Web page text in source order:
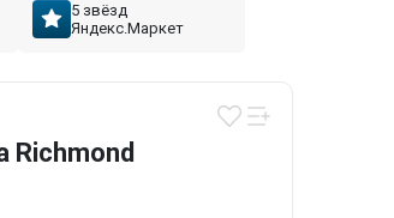
5 звёзд
Яндекс.Маркет
Richmond